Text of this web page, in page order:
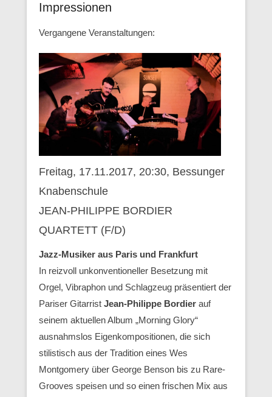
Impressionen
Vergangene Veranstaltungen:
Freitag, 17.11.2017, 20:30, Bessunger
Knabenschule
JEAN-PHILIPPE BORDIER
QUARTETT (F/D)
Jazz-Musiker aus Paris und Frankfurt
In reizvoll unkonventioneller Besetzung mit
Orgel, Vibraphon und Schlagzeug präsentiert der
Pariser Gitarrist Jean-Philippe Bordier auf
seinem aktuellen Album „Morning Glory“
ausnahmslos Eigenkompositionen, die sich
stilistisch aus der Tradition eines Wes
Montgomery über George Benson bis zu Rare-
Grooves speisen und so einen frischen Mix aus